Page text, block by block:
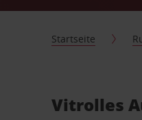
Startseite
Vitrolles